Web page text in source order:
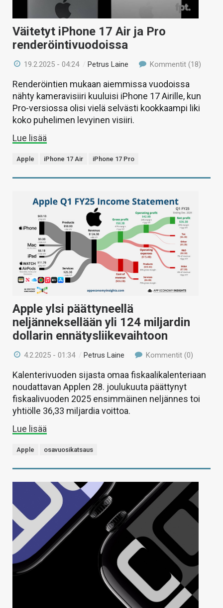
Väitetyt iPhone 17 Air ja Pro
renderöintivuodoissa
19.2.2025 - 04:24 /Petrus Laine Kommentit (18)
Renderöintien mukaan aiemmissa vuodoissa
nähty kameravisiiri kuuluisi iPhone 17 Airille, kun
Pro-versiossa olisi vielä selvästi kookkaampi liki
koko puhelimen levyinen visiiri.
Lue lisää
Apple iPhone 17 Air iPhone 17 Pro
Apple ylsi päättyneellä
neljänneksellään yli 124 miljardin
dollarin ennätysliikevaihtoon
4.2.2025 - 01:34 /Petrus Laine Kommentit (0)
Kalenterivuoden sijasta omaa fiskaalikalenteriaan
noudattavan Applen 28. joulukuuta päättynyt
fiskaalivuoden 2025 ensimmäinen neljännes toi
yhtiölle 36,33 miljardia voittoa.
Lue lisää
Apple osavuosikatsaus